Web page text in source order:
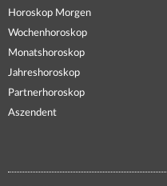
Horoskop Morgen
Wochenhoroskop
Monatshoroskop
Jahreshoroskop
Partnerhoroskop
Aszendent